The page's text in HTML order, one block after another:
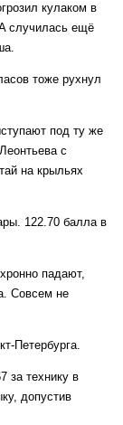
кулаком в
случилась ещё
тоже рухнул
под ту же
с
на крыльях
122.70 балла в
падают,
Совсем не
Петербурга.
за технику в
допустив